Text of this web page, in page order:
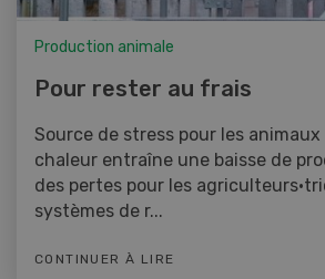
Production animale
Pour rester au frais
Source de stress pour les
chaleur entraîne une baisse de
des pertes pour les
systèmes de r...
CONTINUER À LIRE